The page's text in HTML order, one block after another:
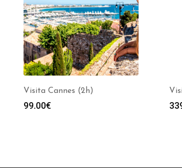
Visita Cannes (2h)
99.00€